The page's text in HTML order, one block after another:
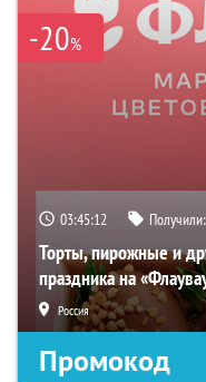
-20%
03:45:11 Получили:
Торты, пирожные и
праздника на
Россия
Промокод